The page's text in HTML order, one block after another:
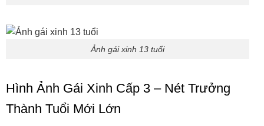
Ảnh gái xinh 13 tuổi
Hình Ảnh Gái Xinh Cấp 3 – Nét Trưởng
Thành Tuổi Mới Lớn